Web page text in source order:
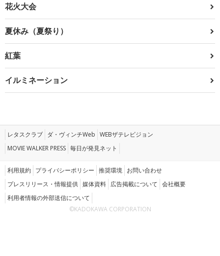
花火大会
夏休み（夏祭り）
紅葉
イルミネーション
レタスクラブ ダ・ヴィンチWeb WEBザテレビジョン
MOVIE WALKER PRESS 毎日が発見ネット
利用規約 プライバシーポリシー 推奨環境 お問い合わせ
プレスリリース・情報提供 媒体資料 広告掲載について 会社概要
利用者情報の外部送信について
©KADOKAWA CORPORATION